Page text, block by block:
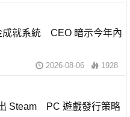
成就系統 CEO 暗示今年內
2026-08-06 1928
Steam PC 遊戲發行策略